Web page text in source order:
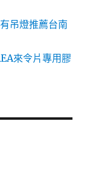
吊燈推薦台南
來令片專用膠